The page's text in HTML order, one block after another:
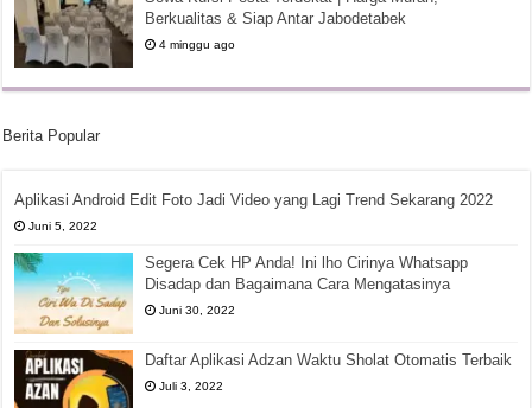
Berkualitas & Siap Antar Jabodetabek
4 minggu ago
Berita Popular
Aplikasi Android Edit Foto Jadi Video yang Lagi Trend Sekarang 2022
Juni 5, 2022
Segera Cek HP Anda! Ini lho Cirinya Whatsapp
Disadap dan Bagaimana Cara Mengatasinya
Juni 30, 2022
Daftar Aplikasi Adzan Waktu Sholat Otomatis Terbaik
Juli 3, 2022